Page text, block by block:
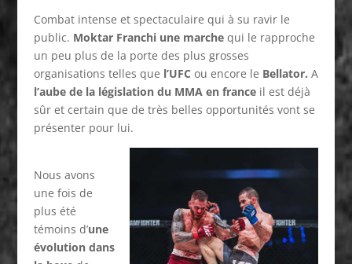
Combat intense et spectaculaire qui à su ravir le
public. Moktar Franchi une marche qui le rapproche
un peu plus de la porte des plus grosses
organisations telles que l’UFC ou encore le Bellator. A
l’aube de la législation du MMA en france il est déjà
sûr et certain que de très belles opportunités vont se
présenter pour lui.
Nous avons
une fois de
plus été
témoins d’une
évolution dans